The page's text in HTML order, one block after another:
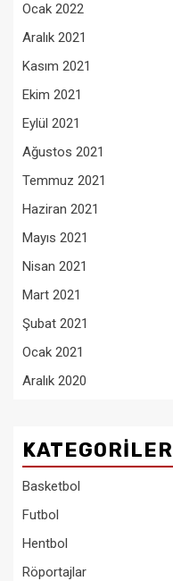
Ocak 2022
Aralık 2021
Kasım 2021
Ekim 2021
Eylül 2021
Ağustos 2021
Temmuz 2021
Haziran 2021
Mayıs 2021
Nisan 2021
Mart 2021
Şubat 2021
Ocak 2021
Aralık 2020
KATEGORILER
Basketbol
Futbol
Hentbol
Röportajlar